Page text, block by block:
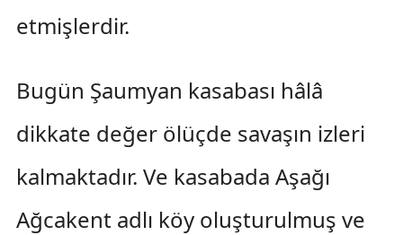
etmişlerdir.
Bugün Şaumyan kasabası hâlâ
dikkate değer ölüçde savaşın izleri
kalmaktadır. Ve kasabada Aşağı
Ağcakent adlı köy oluşturulmuş ve